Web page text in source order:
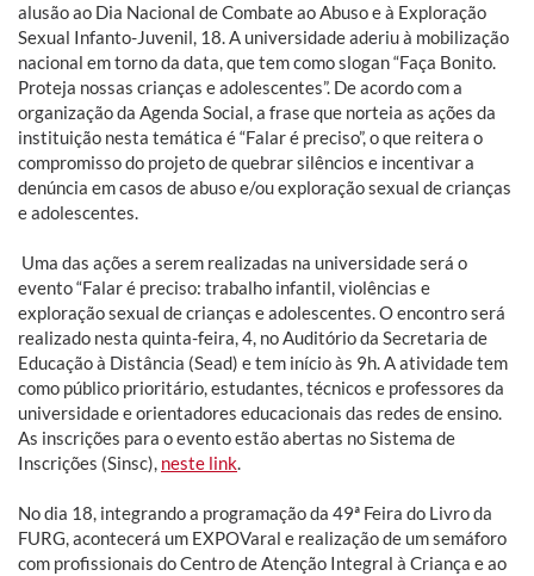
alusão ao Dia Nacional de Combate ao Abuso e à Exploração
Sexual Infanto-Juvenil, 18. A universidade aderiu à mobilização
nacional em torno da data, que tem como slogan “Faça Bonito.
Proteja nossas crianças e adolescentes”. De acordo com a
organização da Agenda Social, a frase que norteia as ações da
instituição nesta temática é “Falar é preciso”, o que reitera o
compromisso do projeto de quebrar silêncios e incentivar a
denúncia em casos de abuso e/ou exploração sexual de crianças
e adolescentes.
Uma das ações a serem realizadas na universidade será o
evento “Falar é preciso: trabalho infantil, violências e
exploração sexual de crianças e adolescentes. O encontro será
realizado nesta quinta-feira, 4, no Auditório da Secretaria de
Educação à Distância (Sead) e tem início às 9h. A atividade tem
como público prioritário, estudantes, técnicos e professores da
universidade e orientadores educacionais das redes de ensino.
As inscrições para o evento estão abertas no Sistema de
Inscrições (Sinsc), neste link.
No dia 18, integrando a programação da 49ª Feira do Livro da
FURG, acontecerá um EXPOVaral e realização de um semáforo
com profissionais do Centro de Atenção Integral à Criança e ao